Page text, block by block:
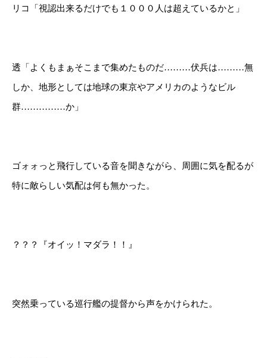
リコ「視認出来るだけでも１０００人は超えているかと」
透「よくもまぁそこまで集めたものだ………伏兵は………無
しか、地形としては地球の東京やアメリカのようなビル
群……………か」
ゴォォっと飛行している音を聞きながら、周囲に気を配るが
特に敵らしい気配は何も無かった。
？？？『オイッ！マダラ！！』
突然乗っている巡行艦の提督から声をかけられた。